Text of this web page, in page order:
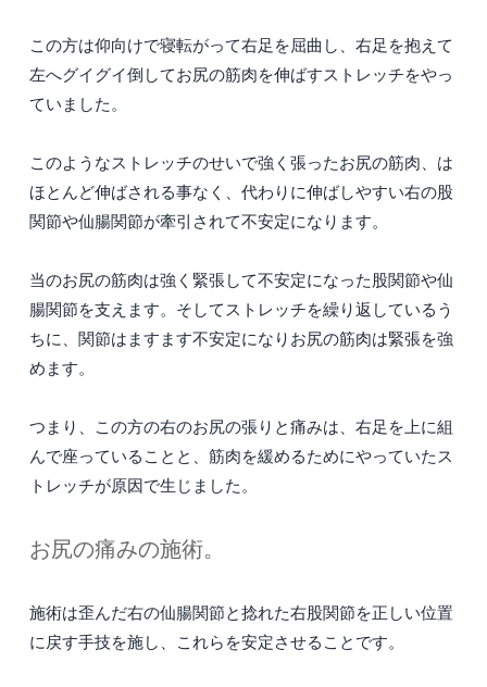
この方は仰向けで寝転がって右足を屈曲し、右足を抱えて
左へグイグイ倒してお尻の筋肉を伸ばすストレッチをやっ
ていました。
このようなストレッチのせいで強く張ったお尻の筋肉、は
ほとんど伸ばされる事なく、代わりに伸ばしやすい右の股
関節や仙腸関節が牽引されて不安定になります。
当のお尻の筋肉は強く緊張して不安定になった股関節や仙
腸関節を支えます。そしてストレッチを繰り返しているう
ちに、関節はますます不安定になりお尻の筋肉は緊張を強
めます。
つまり、この方の右のお尻の張りと痛みは、右足を上に組
んで座っていることと、筋肉を緩めるためにやっていたス
トレッチが原因で生じました。
お尻の痛みの施術。
施術は歪んだ右の仙腸関節と捻れた右股関節を正しい位置
に戻す手技を施し、これらを安定させることです。